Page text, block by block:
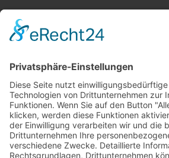
Newsletter